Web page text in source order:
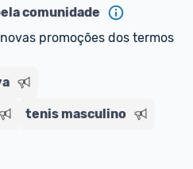
comunidade
promoções dos termos
tenis masculino